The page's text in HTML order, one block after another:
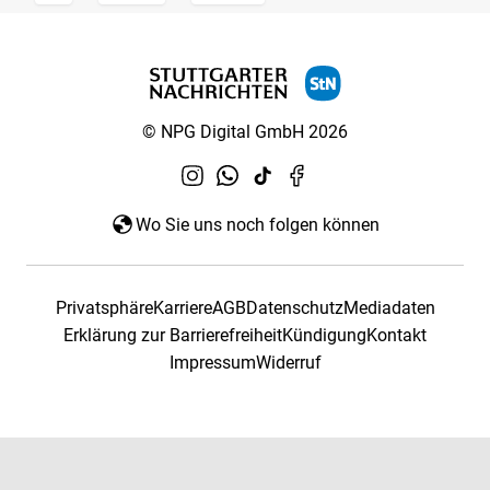
© NPG Digital GmbH 2026
Wo Sie uns noch folgen können
PrivatsphäreKarriereAGBDatenschutzMediadaten
Erklärung zur BarrierefreiheitKündigungKontakt
ImpressumWiderruf